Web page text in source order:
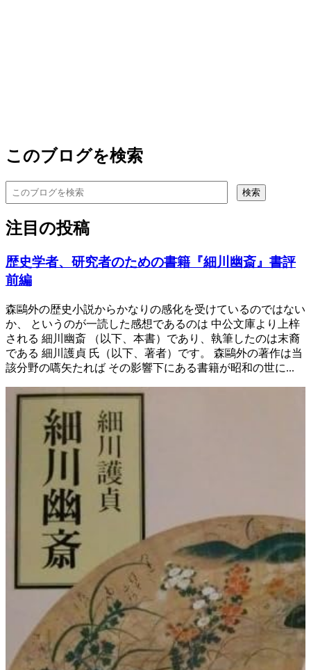
このブログを検索
注目の投稿
歴史学者、研究者のための書籍『細川幽斎』書評
前編
森鷗外の歴史小説からかなりの感化を受けているのではない
か、 というのが一読した感想であるのは 中公文庫より上梓
される 細川幽斎 （以下、本書）であり、執筆したのは末裔
である 細川護貞 氏（以下、著者）です。 森鷗外の著作は当
該分野の嚆矢たれば その影響下にある書籍が昭和の世に...